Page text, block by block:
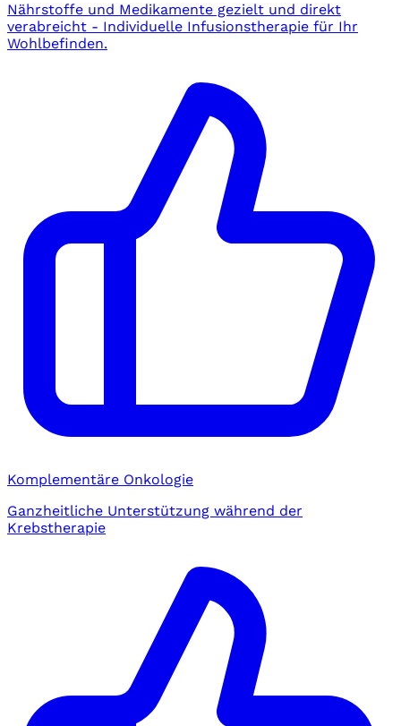
Nährstoffe und Medikamente gezielt und direkt
verabreicht - Individuelle Infusionstherapie für Ihr
Wohlbefinden.
Komplementäre Onkologie
Ganzheitliche Unterstützung während der
Krebstherapie